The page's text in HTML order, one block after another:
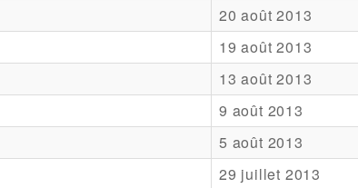
20 août 2013
19 août 2013
13 août 2013
9 août 2013
5 août 2013
29 juillet 2013